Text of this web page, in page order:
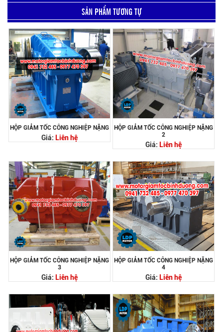
SẢN PHẨM TƯƠNG TỰ
HỘP GIẢM TỐC CÔNG NGHIỆP NẶNG
Giá: Liên hệ
HỘP GIẢM TỐC CÔNG NGHIỆP NẶNG
2
Giá: Liên hệ
HỘP GIẢM TỐC CÔNG NGHIỆP NẶNG
3
Giá: Liên hệ
HỘP GIẢM TỐC CÔNG NGHIỆP NẶNG
4
Giá: Liên hệ